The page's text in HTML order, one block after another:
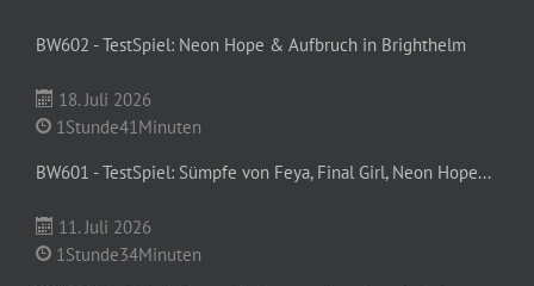
BW602 - TestSpiel: Neon Hope & Aufbruch in Brighthelm
18. Juli 2026
1Stunde41Minuten
BW601 - TestSpiel: Sümpfe von Feya, Final Girl, Neon Hope...
11. Juli 2026
1Stunde34Minuten